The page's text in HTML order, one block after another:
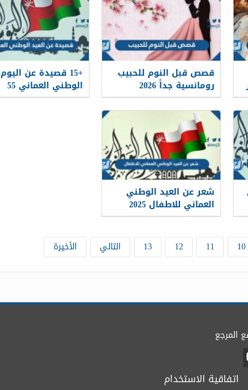
قصص قبل النوم للحبيب
رومانسية جداً 2026
+15 قصيدة عن اليوم
الوطني العماني 55
مكتوبة
شعر عن العيد الوطني
العماني للاطفال 2025
10
11
12
13 التالي الأخيرة
اتفاقية الاستخدام